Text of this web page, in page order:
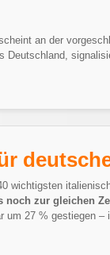
an der
wichtigsten
noch zur gleichen
27 % gestiegen